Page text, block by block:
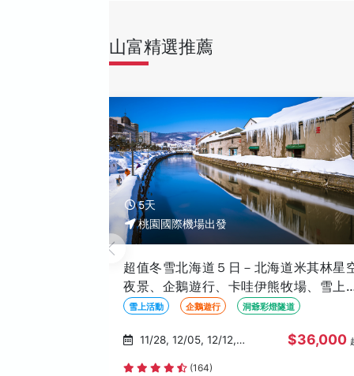
山富精選推薦
5天
桃園國際機場出發
超值冬雪北海道５日－北海道米其林星
夜景、企鵝遊行、卡哇伊熊牧場、雪上
動、浪漫小樽、洞爺彩燈隧道、札幌白
雪上活動 企鵝遊行 洞爺彩燈隧道
$36,000
(164)